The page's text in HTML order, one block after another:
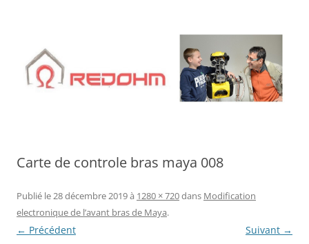
Carte de controle bras maya 008
Publié le 28 décembre 2019à 1280 × 720dans Modification
electronique de l’avant bras de Maya.
← Précédent Suivant →